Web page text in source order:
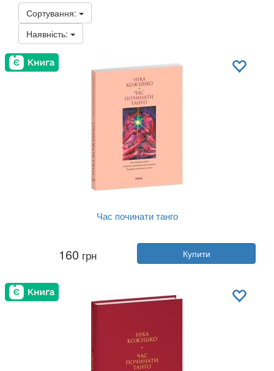
Сортування:
Наявність:
Час починати танго
Ніка Кожушко
Видавництво:Фоліо
160 грн Купити